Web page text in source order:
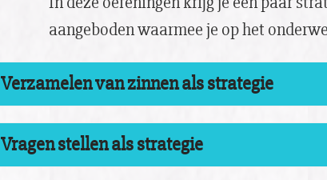
aangeboden waarmee je op het
Verzamelen van zinnen als strategie
Vragen stellen als strategie